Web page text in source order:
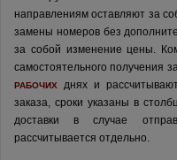
направлениям оставляют за
замены номеров без
за собой изменение цены.
самостоятельного получения
РАБОЧИХ
днях и
заказа, сроки указаны в
доставки в случае
рассчитывается отдельно.